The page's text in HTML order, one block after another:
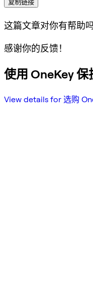
这篇文章对你有帮助吗
感谢你的反馈！
使用 OneKey
View details for 选购